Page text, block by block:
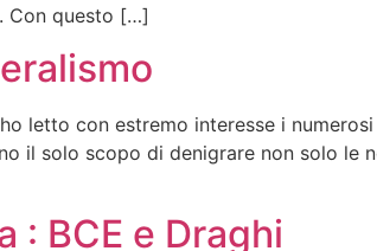
Con questo […]
ho letto con estremo interesse i
il solo scopo di denigrare non solo le
: BCE e Draghi